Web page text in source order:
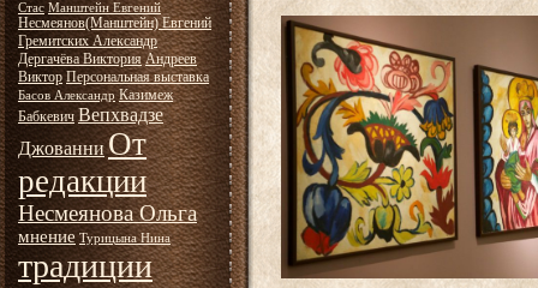
Стас Манштейн Евгений
Несмеянов(Манштейн) Евгений
Гремитских Александр
Дергачёва Виктория Андреев
Виктор Персональная выставка
Басов Александр Казимеж
Бабкевич Вепхвадзе
Джованни От
редакции
Несмеянова Ольга
мнение Турицына Нина
традиции